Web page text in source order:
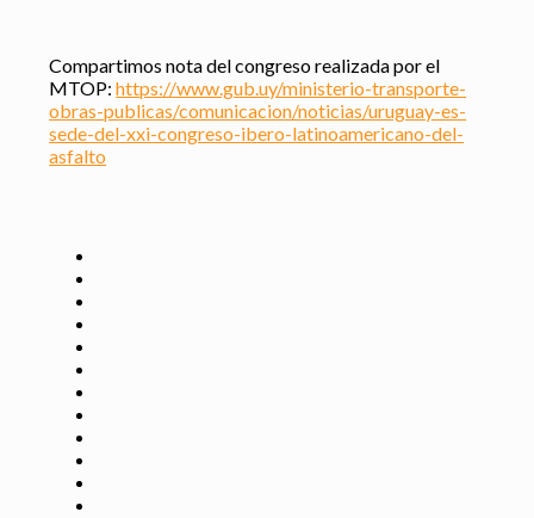
Compartimos nota del congreso realizada por el
MTOP:https://www.gub.uy/ministerio-transporte-
obras-publicas/comunicacion/noticias/uruguay-es-
sede-del-xxi-congreso-ibero-latinoamericano-del-
asfalto